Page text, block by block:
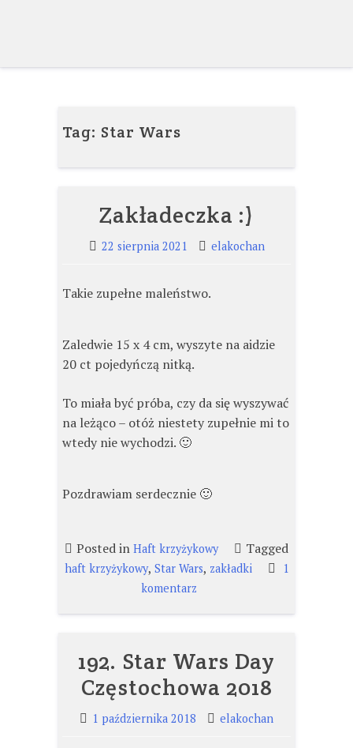
Tag: Star Wars
Zakładeczka :)
22 sierpnia 2021 elakochan
Takie zupełne maleństwo.
Zaledwie 15 x 4 cm, wyszyte na aidzie
20 ct pojedyńczą nitką.
To miała być próba, czy da się wyszywać
na leżąco – otóż niestety zupełnie mi to
wtedy nie wychodzi. 🙂
Pozdrawiam serdecznie 🙂
Posted in Haft krzyżykowy Tagged
haft krzyżykowy, Star Wars, zakładki
1
komentarzdo
192. Star Wars Day
Częstochowa 2018
1 października 2018 elakochan